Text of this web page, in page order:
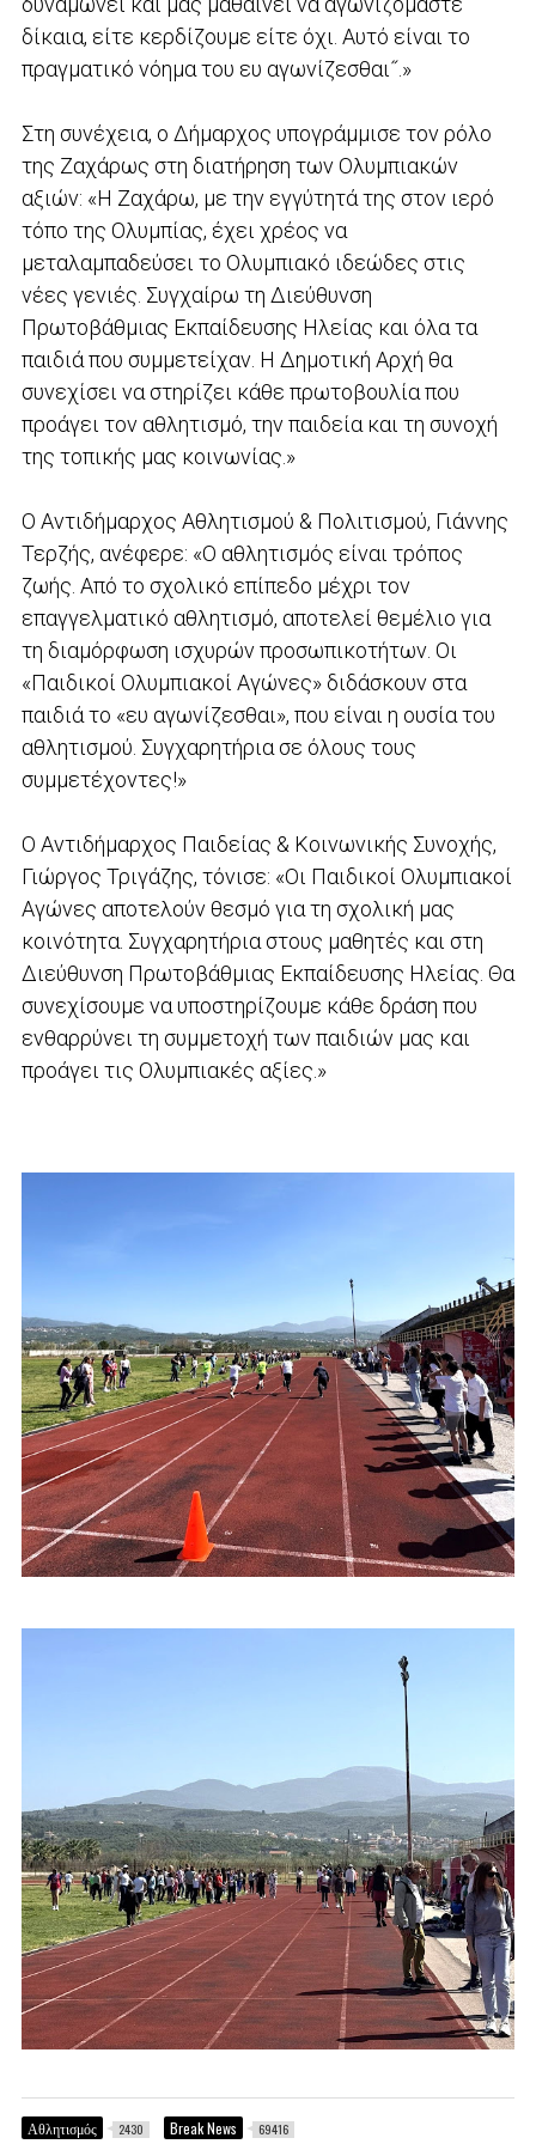
δίκαια, είτε κερδίζουμε είτε όχι. Αυτό είναι το
πραγματικό νόημα του ευ αγωνίζεσθαι˝.»
Στη συνέχεια, ο Δήμαρχος υπογράμμισε τον ρόλο
της Ζαχάρως στη διατήρηση των Ολυμπιακών
αξιών: «Η Ζαχάρω, με την εγγύτητά της στον ιερό
τόπο της Ολυμπίας, έχει χρέος να
μεταλαμπαδεύσει το Ολυμπιακό ιδεώδες στις
νέες γενιές. Συγχαίρω τη Διεύθυνση
Πρωτοβάθμιας Εκπαίδευσης Ηλείας και όλα τα
παιδιά που συμμετείχαν. Η Δημοτική Αρχή θα
συνεχίσει να στηρίζει κάθε πρωτοβουλία που
προάγει τον αθλητισμό, την παιδεία και τη συνοχή
της τοπικής μας κοινωνίας.»
Ο Αντιδήμαρχος Αθλητισμού & Πολιτισμού, Γιάννης
Τερζής, ανέφερε: «Ο αθλητισμός είναι τρόπος
ζωής. Από το σχολικό επίπεδο μέχρι τον
επαγγελματικό αθλητισμό, αποτελεί θεμέλιο για
τη διαμόρφωση ισχυρών προσωπικοτήτων. Οι
«Παιδικοί Ολυμπιακοί Αγώνες» διδάσκουν στα
παιδιά το «ευ αγωνίζεσθαι», που είναι η ουσία του
αθλητισμού. Συγχαρητήρια σε όλους τους
συμμετέχοντες!»
Ο Αντιδήμαρχος Παιδείας & Κοινωνικής Συνοχής,
Γιώργος Τριγάζης, τόνισε: «Οι Παιδικοί Ολυμπιακοί
Αγώνες αποτελούν θεσμό για τη σχολική μας
κοινότητα. Συγχαρητήρια στους μαθητές και στη
Διεύθυνση Πρωτοβάθμιας Εκπαίδευσης Ηλείας. Θα
συνεχίσουμε να υποστηρίζουμε κάθε δράση που
ενθαρρύνει τη συμμετοχή των παιδιών μας και
προάγει τις Ολυμπιακές αξίες.»
Αθλητισμός 2430 Break News 69416